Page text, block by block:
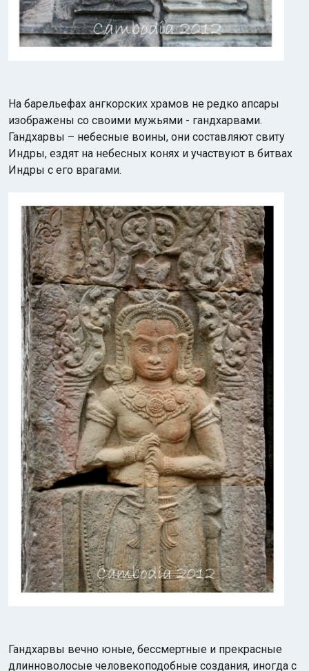
На барельефах ангкорских храмов не редко апсары
изображены со своими мужьями - гандхарвами.
Гандхарвы – небесные воины, они составляют свиту
Индры, ездят на небесных конях и участвуют в битвах
Индры с его врагами.
Гандхарвы вечно юные, бессмертные и прекрасные
длинноволосые человекоподобные создания, иногда с